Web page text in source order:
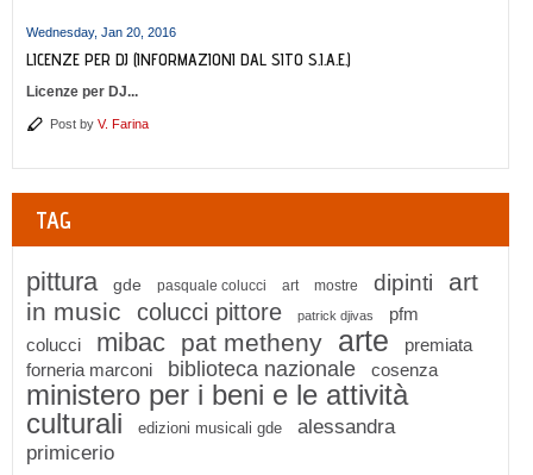
Wednesday, Jan 20, 2016
LICENZE PER DJ (INFORMAZIONI DAL SITO S.I.A.E.)
Licenze per DJ...
Post by V. Farina
TAG
pittura gde pasquale colucci art mostre dipinti
art
in music
colucci pittore patrick djivas
pfm
colucci
mibac pat metheny arte
premiata
forneria marconi
biblioteca nazionale cosenza
ministero per i beni e le attività
culturali
edizioni musicali gde
alessandra
primicerio